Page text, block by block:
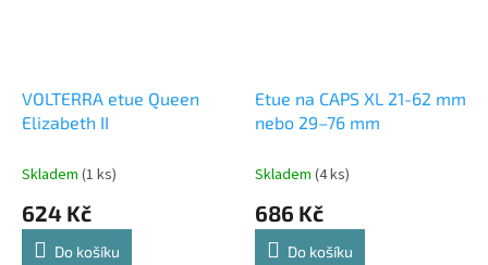
VOLTERRA etue Queen
Elizabeth II
Skladem (1 ks)
624 Kč
Do košíku
Etue na CAPS XL 21-62 mm
nebo 29–76 mm
Skladem (4 ks)
686 Kč
Do košíku